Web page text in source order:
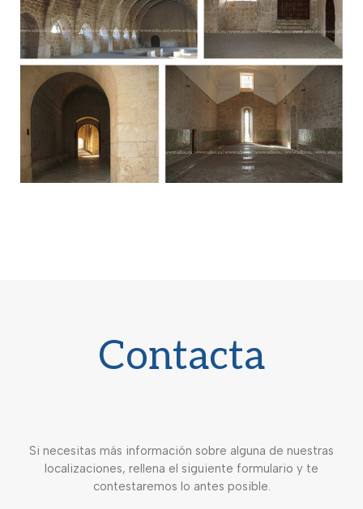
Contacta
Si necesitas más información sobre alguna de nuestras
localizaciones, rellena el siguiente formulario y te
contestaremos lo antes posible.